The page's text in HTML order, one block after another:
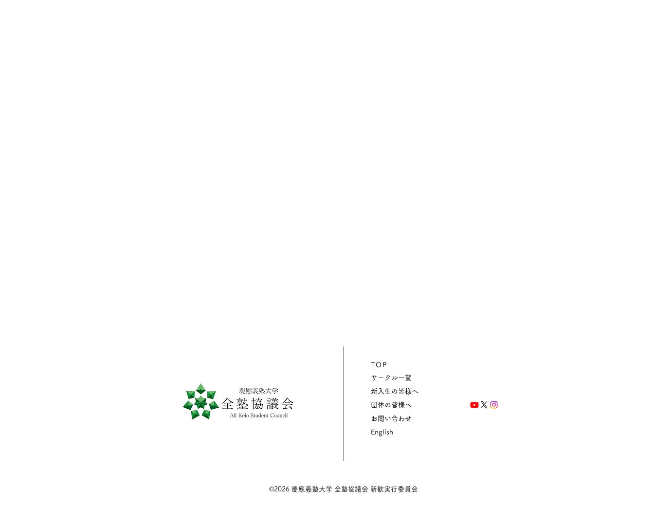
TOP
サークル一覧
新入生の皆様へ
団体の皆様へ
お問い合わせ
English
©2026 慶應義塾大学 全塾協議会 新歓実行委員会